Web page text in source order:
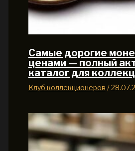
Самые дорогие
ценами — полный
каталог для
Клуб коллекционеров /